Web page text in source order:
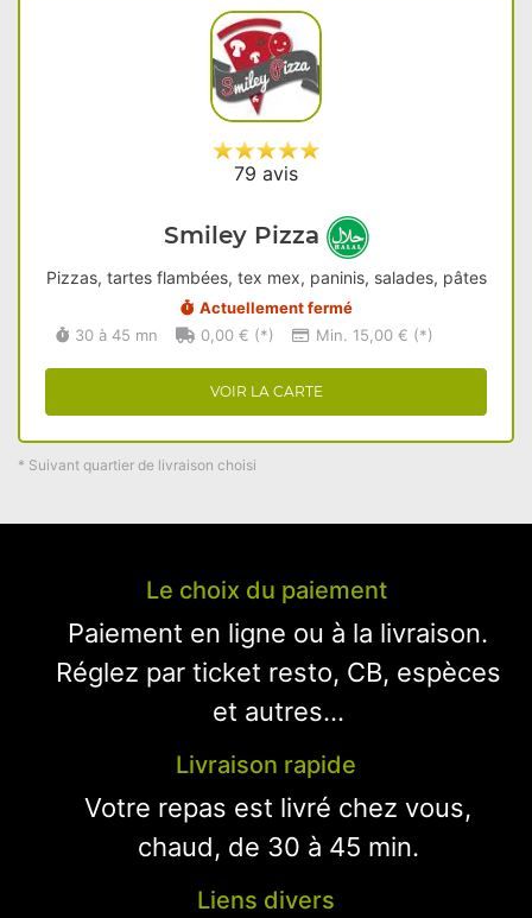
79 avis
Smiley Pizza
Pizzas, tartes flambées, tex mex, paninis, salades, pâtes
Actuellement fermé
30 à 45 mn
0,00 € (*) Min. 15,00 € (*)
VOIR LA CARTE
* Suivant quartier de livraison choisi
Le choix du paiement
Paiement en ligne ou à la livraison.
Réglez par ticket resto, CB, espèces
et autres...
Livraison rapide
Votre repas est livré chez vous,
chaud, de 30 à 45 min.
Liens divers